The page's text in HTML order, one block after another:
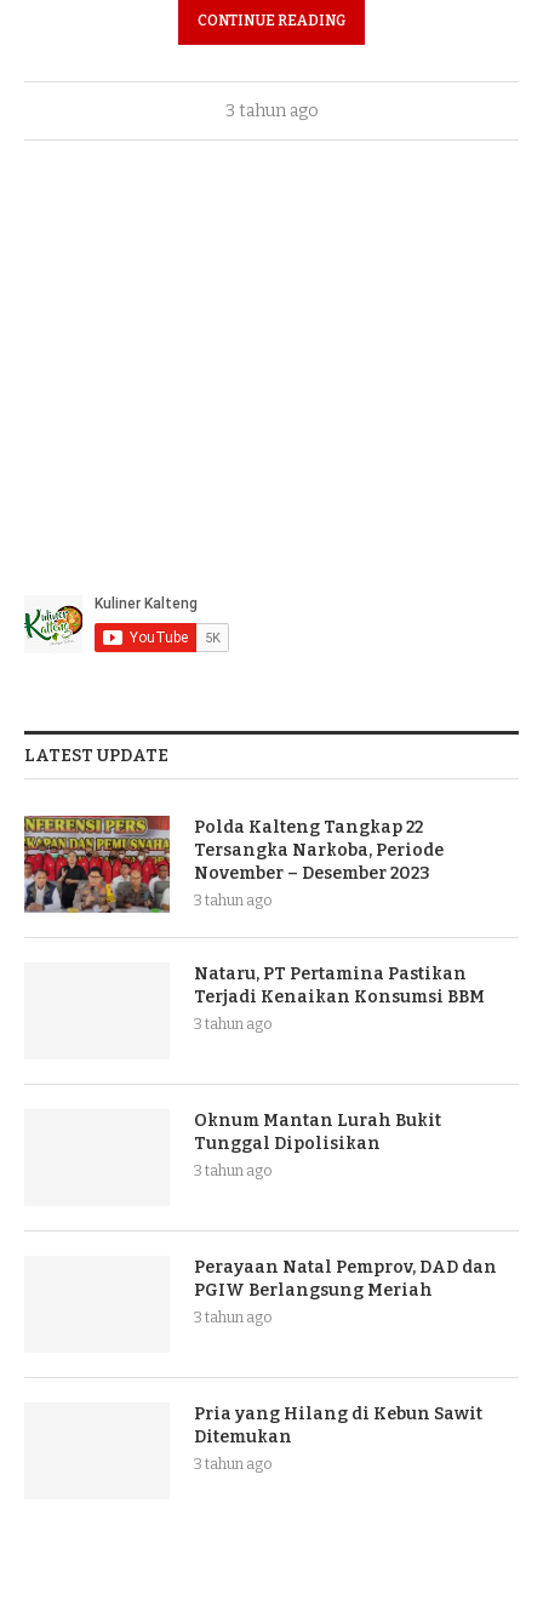
CONTINUE READING
3 tahun ago
LATEST UPDATE
Polda Kalteng Tangkap 22
Tersangka Narkoba, Periode
November – Desember 2023
3 tahun ago
Nataru, PT Pertamina Pastikan
Terjadi Kenaikan Konsumsi BBM
3 tahun ago
Oknum Mantan Lurah Bukit
Tunggal Dipolisikan
3 tahun ago
Perayaan Natal Pemprov, DAD dan
PGIW Berlangsung Meriah
3 tahun ago
Pria yang Hilang di Kebun Sawit
Ditemukan
3 tahun ago